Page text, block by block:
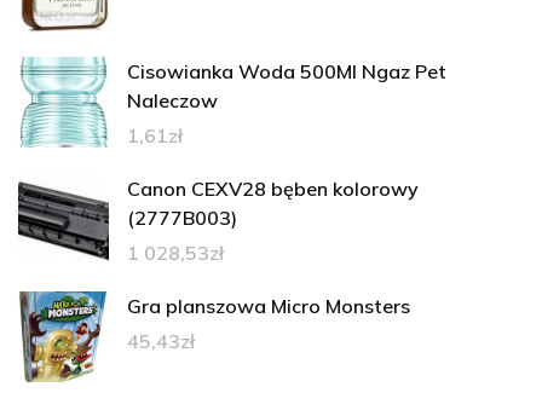
Cisowianka Woda 500Ml Ngaz Pet
Naleczow
1,61zł
Canon CEXV28 bęben kolorowy
(2777B003)
1 028,53zł
Gra planszowa Micro Monsters
45,43zł